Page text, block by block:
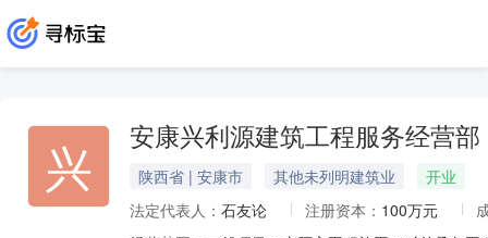
兴 安康兴利源建筑工程服务经营部
陕西省 | 安康市 其他未列明建筑业
开业
法定代表人： 石友论 注册资本： 100万元